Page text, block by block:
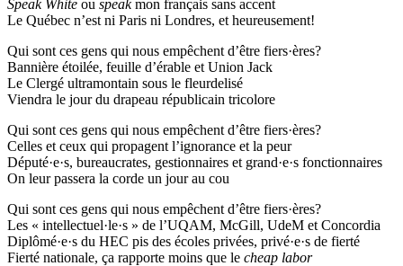
Speak White ou speakmon français sans accent
Le Québec n’est ni Paris ni Londres, et heureusement!
Qui sont ces gens qui nous empêchent d’être fiers·ères?
Bannière étoilée, feuille d’érable et Union Jack
Le Clergé ultramontain sous le fleurdelisé
Viendra le jour du drapeau républicain tricolore
Qui sont ces gens qui nous empêchent d’être fiers·ères?
Celles et ceux qui propagent l’ignorance et la peur
Député·e·s, bureaucrates, gestionnaires et grand·e·s fonctionnaires
On leur passera la corde un jour au cou
Qui sont ces gens qui nous empêchent d’être fiers·ères?
Les « intellectuel·le·s » de l’UQAM, McGill, UdeM et Concordia
Diplômé·e·s du HEC pis des écoles privées, privé·e·s de fierté
Fierté nationale, ça rapporte moins que le cheap labor